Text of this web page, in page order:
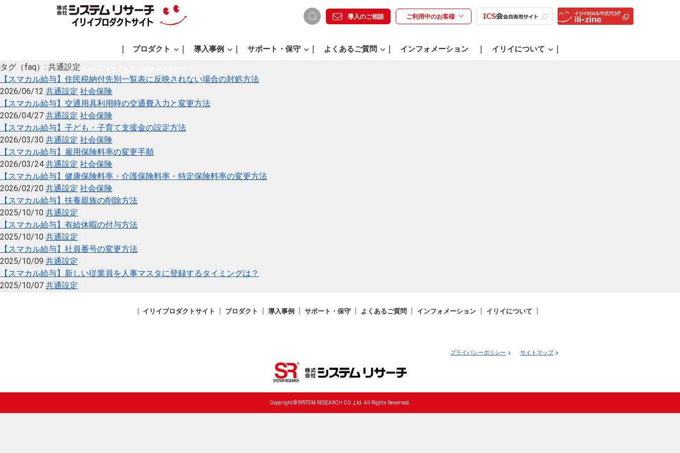
導入のご相談 ご利用中のお客様
プロダクト 導入事例 サポート・保守 よくあるご質問 インフォメーション イリイについて
トップページ
タグ（faq）: 共通設定
【スマカル給与】住民税納付先別一覧表に反映されない場合の対処方法
2026/06/12 共通設定 社会保険
【スマカル給与】交通用具利用時の交通費入力と変更方法
2026/04/27 共通設定 社会保険
【スマカル給与】子ども・子育て支援金の設定方法
2026/03/30 共通設定 社会保険
【スマカル給与】雇用保険料率の変更手順
2026/03/24 共通設定 社会保険
【スマカル給与】健康保険料率・介護保険料率・特定保険料率の変更方法
2026/02/20 共通設定 社会保険
【スマカル給与】扶養親族の削除方法
2025/10/10 共通設定
【スマカル給与】有給休暇の付与方法
2025/10/10 共通設定
【スマカル給与】社員番号の変更方法
2025/10/09 共通設定
【スマカル給与】新しい従業員を人事マスタに登録するタイミングは？
2025/10/07 共通設定
イリイプロダクトサイト プロダクト 導入事例 サポート・保守 よくあるご質問 インフォメーション イリイについて
プライバシーポリシー サイトマップ
Copyright © SYSTEM RESEARCH CO.,Ltd. All Rights Reserved.